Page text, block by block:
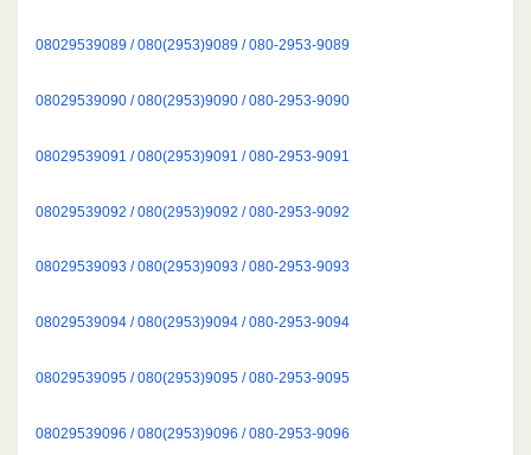
08029539089 / 080(2953)9089 / 080-2953-9089
08029539090 / 080(2953)9090 / 080-2953-9090
08029539091 / 080(2953)9091 / 080-2953-9091
08029539092 / 080(2953)9092 / 080-2953-9092
08029539093 / 080(2953)9093 / 080-2953-9093
08029539094 / 080(2953)9094 / 080-2953-9094
08029539095 / 080(2953)9095 / 080-2953-9095
08029539096 / 080(2953)9096 / 080-2953-9096